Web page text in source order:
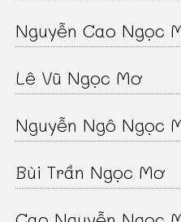
Nguyễn Cao Ngọc
Lê Vũ Ngọc Mơ
Nguyễn Ngô Ngọc
Bùi Trần Ngọc Mơ